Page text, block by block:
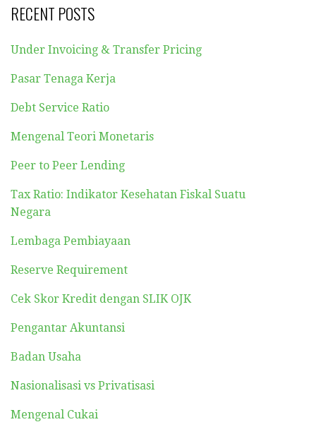
RECENT POSTS
Under Invoicing & Transfer Pricing
Pasar Tenaga Kerja
Debt Service Ratio
Mengenal Teori Monetaris
Peer to Peer Lending
Tax Ratio: Indikator Kesehatan Fiskal Suatu
Negara
Lembaga Pembiayaan
Reserve Requirement
Cek Skor Kredit dengan SLIK OJK
Pengantar Akuntansi
Badan Usaha
Nasionalisasi vs Privatisasi
Mengenal Cukai